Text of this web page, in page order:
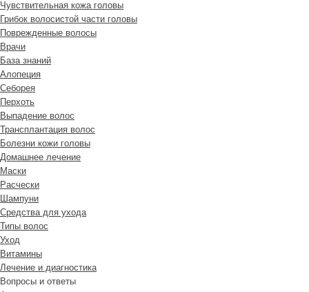
Чувствительная кожа головы
Грибок волосистой части головы
Поврежденные волосы
Врачи
База знаний
Алопеция
Себорея
Перхоть
Выпадение волос
Трансплантация волос
Болезни кожи головы
Домашнее лечение
Маски
Расчески
Шампуни
Средства для ухода
Типы волос
Уход
Витамины
Лечение и диагностика
Вопросы и ответы